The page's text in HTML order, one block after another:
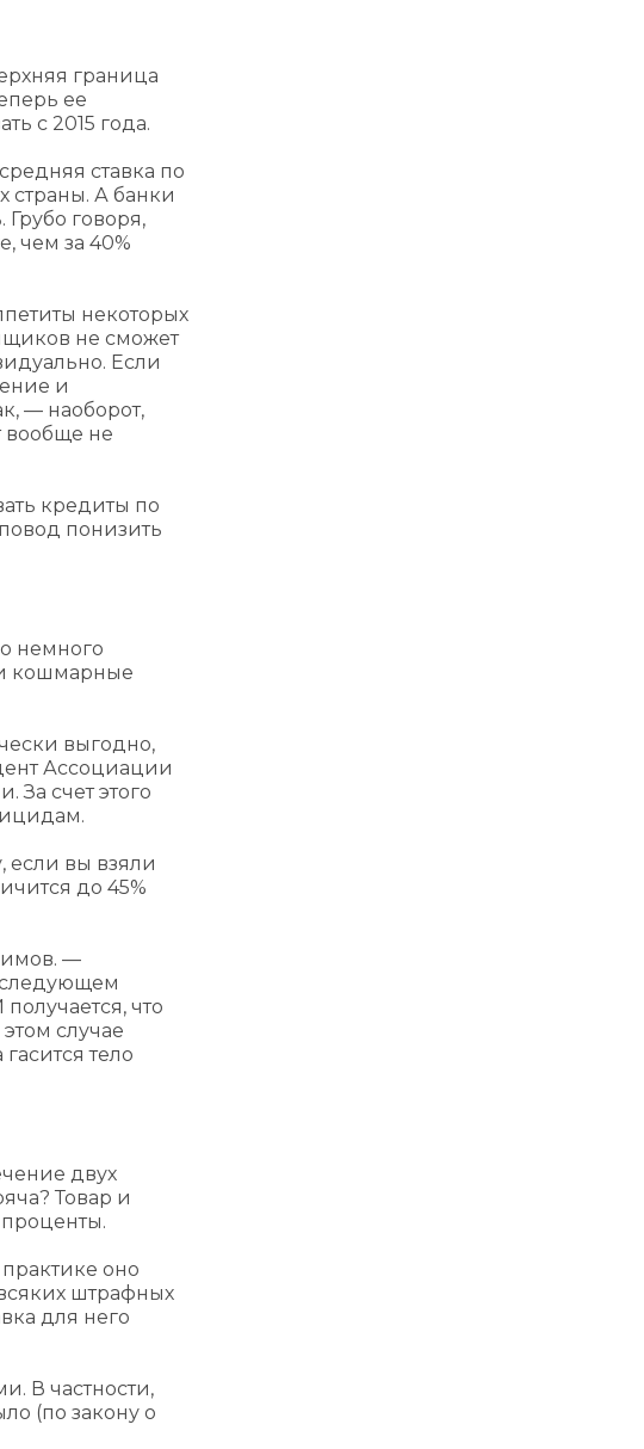
граница
ее
с 2015 года.
ставка по
страны. А банки
говоря,
чем за 40%
некоторых
не сможет
Если
и
— наоборот,
вообще не
кредиты по
понизить
немного
кошмарные
выгодно,
Ассоциации
счет этого
если вы взяли
до 45%
—
следующем
что
случае
тело
двух
Товар и
оно
штрафных
для него
В частности,
(по закону о